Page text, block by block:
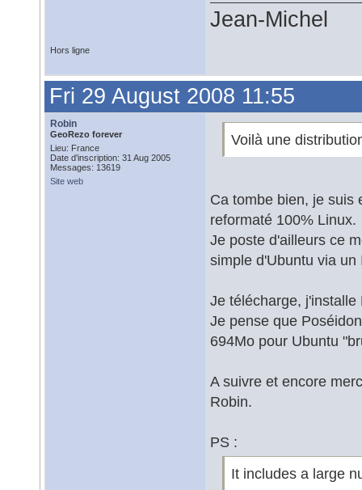
Jean-Michel
Hors ligne
Fri 29 August 2008 11:55
Robin
GeoRezo forever
Lieu: France
Date d'inscription: 31 Aug 2005
Messages: 13619
Site web
Voilà une
Ca tombe bien, je suis
reformaté 100% Linux.
Je poste d'ailleurs ce
simple d'Ubuntu via
Je télécharge,
Je pense que
694Mo pour Ubuntu
A suivre et encore
Robin.
PS :
It includes a large